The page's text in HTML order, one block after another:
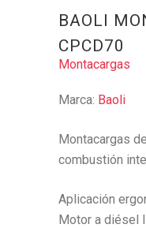
BAOLI
CPCD70
Montacargas
Marca: Baoli
Montacargas
combustión
Aplicación
Motor a diésel